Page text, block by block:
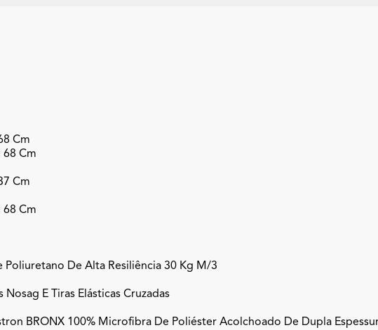
Cm
68 Cm
Cm
68 Cm
Poliuretano De Alta Resiliência 30 Kg M/3
Nosag E Tiras Elásticas Cruzadas
BRONX 100% Microfibra De Poliéster Acolchoado De Dupla